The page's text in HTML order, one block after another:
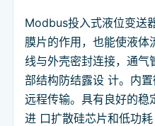
Modbus投入式液位变送
膜片的作用，也能使液
线与外壳密封连接，通气
部结构防结露设 计。内
远程传输。具有良好的稳
进 口扩散硅芯片和低功